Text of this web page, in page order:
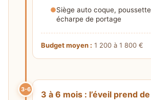
Siège auto coque,
écharpe de portage
Budget moyen : 1 200 à 1 800 €
3-6
3 à 6 mois : l’éveil prend